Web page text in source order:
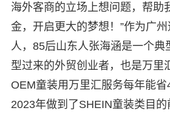
海外客商的立场上想问题，帮助
金，开启更大的梦想！”作为广
人，85后山东人张海涵是一个典
型过来的外贸创业者，也是万里
OEM童装用万里汇服务每年能省
2023年做到了SHEIN童装类目的